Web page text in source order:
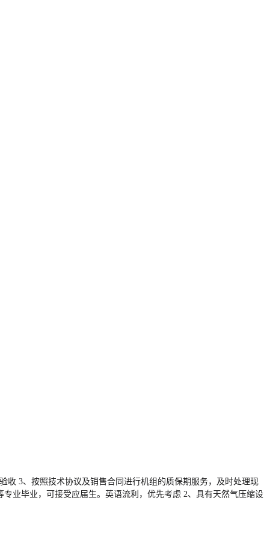
收 3、按照技术协议及销售合同进行机组的质保期服务，及时处理现
业毕业，可接受应届生。英语流利，优先考虑 2、具有天然气压缩设